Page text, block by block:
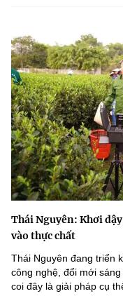
Thái Nguyên: Khơi
vào thực chất
Thái Nguyên đang triển
công nghệ, đổi mới
coi đây là giải pháp cụ